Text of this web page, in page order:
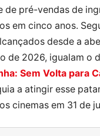
de pré-vendas de
em cinco anos.
desde a
de 2026, igualam o
Sem Volta para
a atingir esse
cinemas em 31 de